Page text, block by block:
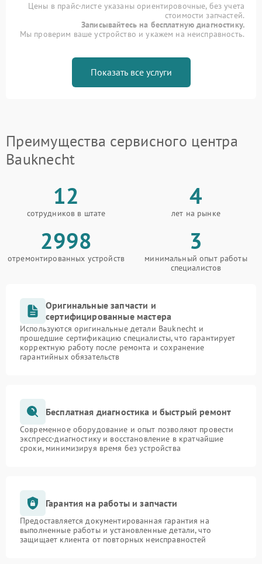
Цены в прайс-листе указаны ориентировочные, без учета
стоимости запчастей.
Записывайтесь на бесплатную диагностику.
Мы проверим ваше устройство и укажем на неисправность.
Показать все услуги
Преимущества сервисного центра
Bauknecht
12
сотрудников в штате
4
лет на рынке
2998
отремонтированных устройств
3
минимальный опыт работы
специалистов
Оригинальные запчасти и
сертифицированные мастера
Используются оригинальные детали Bauknecht и
прошедшие сертификацию специалисты, что гарантирует
корректную работу после ремонта и сохранение
гарантийных обязательств
Бесплатная диагностика и быстрый ремонт
Современное оборудование и опыт позволяют провести
экспресс-диагностику и восстановление в кратчайшие
сроки, минимизируя время без устройства
Гарантия на работы и запчасти
Предоставляется документированная гарантия на
выполненные работы и установленные детали, что
защищает клиента от повторных неисправностей